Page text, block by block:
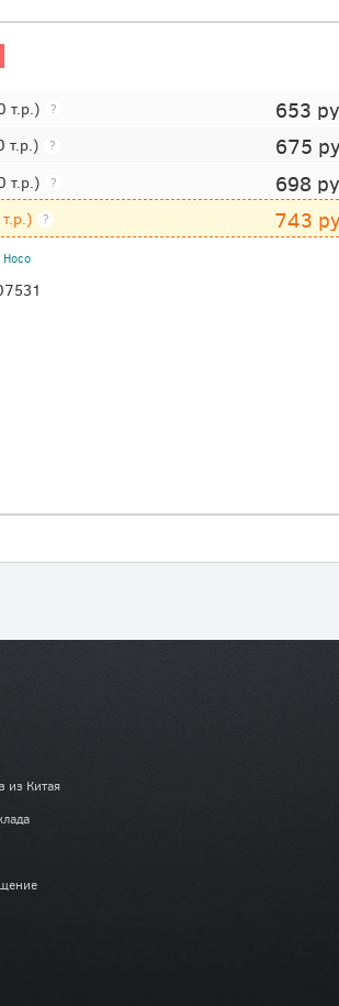
т.р.) ? 653
т.р.) ? 675
т.р.) ? 698
? 743
Hoco
из Китая